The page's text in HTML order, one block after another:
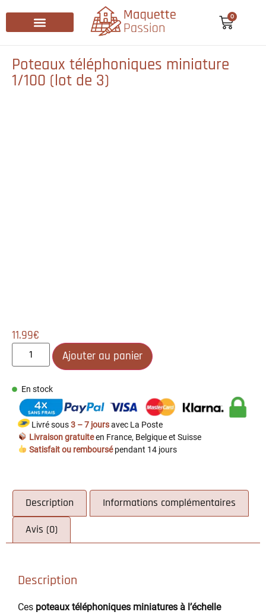
0
Poteaux téléphoniques miniature
1/100 (lot de 3)
11.99€
Ajouter au panier
En stock
Livré sous3 – 7 joursavec La Poste
Livraison gratuiteen France, Belgique et Suisse
Satisfait ou remboursépendant 14 jours
Description Informations complémentaires
Avis (0)
Description
Ces poteaux téléphoniques miniatures à l’échelle